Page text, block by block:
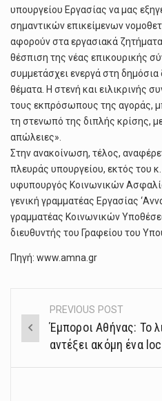
υπουργείου Εργασίας να μας
σημαντικών επικείμενων
αφορούν στα εργασιακά
θέσπιση της νέας επικουρικής
συμμετάσχει ενεργά στη δημόσια
θέματα. Η στενή και ειλικρινής
τους εκπρόσωπους της αγοράς,
τη στενωπό της διπλής κρίσης,
απώλειες».
Στην ανακοίνωση, τέλος,
πλευράς υπουργείου, εκτός του
υφυπουργός Κοινωνικών
γενική γραμματέας Εργασίας
γραμματέας Κοινωνικών
διευθυντής του Γραφείου του
Πηγή: www.amna.gr
Post
navigation
PREVIOUS POST
Έμποροι Αθήνας: Το
αντέξει ακόμη ένα